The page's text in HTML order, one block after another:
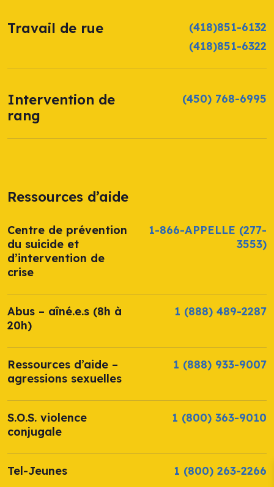
Travail de rue
(418)851-6132
(418)851-6322
Intervention de
rang
(450) 768-6995
Ressources d’aide
Centre de prévention
du suicide et
d’intervention de
crise
1-866-APPELLE (277-
3553)
Abus – aîné.e.s (8h à
20h)
1 (888) 489-2287
Ressources d’aide –
agressions sexuelles
1 (888) 933-9007
S.O.S. violence
conjugale
1 (800) 363-9010
Tel-Jeunes 1 (800) 263-2266